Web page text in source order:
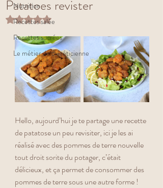
Nutrition
Recettes salée
Recettes sucrées
Le métier de diététicienne
Patatoes revister
Noté NaN étoiles sur 5.
Hello, aujourd’hui je te partage une recette
de patatose un peu revisiter, ici je les ai
réalisé avec des pommes de terre nouvelle
tout droit sorite du potager, c’était
délicieux, et ça permet de consommer des
pommes de terre sous une autre forme !